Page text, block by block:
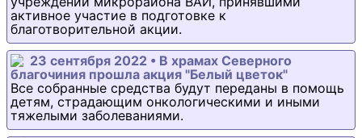
активное участие в подготовке к
благотворительной акции.
23 сентября 2022 • В храмах Северного
благочиния прошла акция "Белый цветок"
Все собранные средства будут переданы в помощь
детям, страдающим онкологическими и иными
тяжелыми заболеваниями.